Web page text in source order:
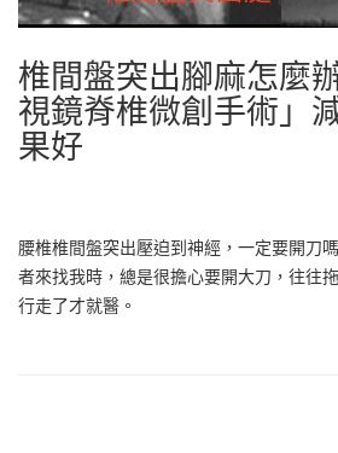
椎間盤突出腳麻怎麼
視鏡脊椎微創手術」
果好
腰椎椎間盤突出壓迫到神經，一定要開刀
者來找我時，總是很擔心要開大刀，往往
行走了才就醫。